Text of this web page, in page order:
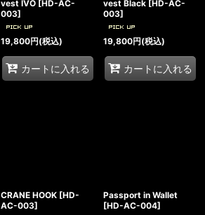
vest IVO [HD-AC-
003]
19,800円(税込)
カートに入れる
vest Black [HD-AC-
003]
19,800円(税込)
カートに入れる
CRANE HOOK [HD-
AC-003]
Passport in Wallet
[HD-AC-004]